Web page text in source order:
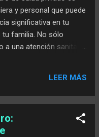
de oro y plata? Cada
multitud de razones
activo u otro.
que respecta a la
mineras de metales
contra la inflación A
y personal que puede
significativa en tu
tu familia. No sólo
una atención sanitaria
son las mejores
español? En el post
de España,
de cada uno a
LEER MÁS